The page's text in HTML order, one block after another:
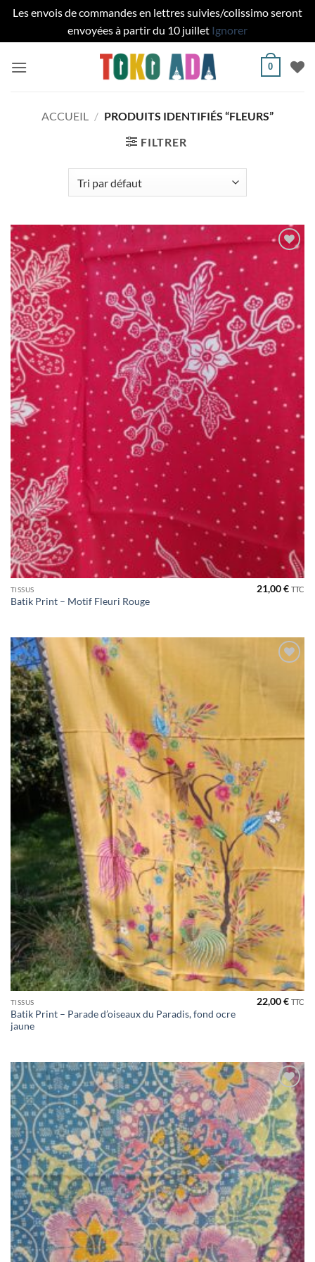
Les envois de commandes en lettres suivies/colissimo seront
envoyées à partir du 10 juillet Ignorer
0
ACCUEIL / PRODUITS IDENTIFIÉS “FLEURS”
FILTRER
Ajouter
à la liste
souhaits
TISSUS
Batik Print – Motif Fleuri Rouge
21,00€ TTC
TISSUS
Batik Print – Parade d’oiseaux du Paradis, fond ocre
jaune
22,00€ TTC
Ajouter
à la liste
de
souhaits